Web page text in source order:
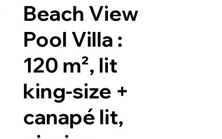
Beach View
Pool Villa :
120 m², lit
king-size +
canapé lit,